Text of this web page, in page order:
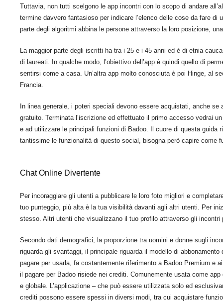
Tuttavia, non tutti scelgono le app incontri con lo scopo di andare
termine davvero fantasioso per indicare l’elenco delle cose da fare
parte degli algoritmi abbina le persone attraverso la loro posizione,
La maggior parte degli iscritti ha tra i 25 e i 45 anni ed è di etnia
di laureati. In qualche modo, l’obiettivo dell’app è quindi quello di
sentirsi come a casa. Un’altra app molto conosciuta è poi Hinge, al
Francia.
In linea generale, i poteri speciali devono essere acquistati, anche
gratuito. Terminata l’iscrizione ed effettuato il primo accesso vedrai
e ad utilizzare le principali funzioni di Badoo. Il cuore di questa
tantissime le funzionalità di questo social, bisogna però capire come
Chat Online Divertente
Per incoraggiare gli utenti a pubblicare le loro foto migliori e
tuo punteggio, più alta è la tua visibilità davanti agli altri utenti. Per
stesso. Altri utenti che visualizzano il tuo profilo attraverso gli incontri
Secondo dati demografici, la proporzione tra uomini e donne sugli
riguarda gli svantaggi, il principale riguarda il modello di
pagare per usarla, fa costantemente riferimento a Badoo Premium e
il pagare per Badoo risiede nei crediti. Comunemente usata come
e globale. L’applicazione – che può essere utilizzata solo ed
crediti possono essere spessi in diversi modi, tra cui acquistare